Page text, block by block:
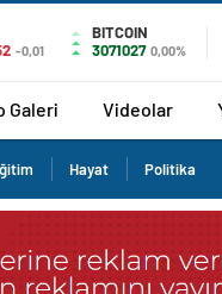
-0,01
BITCOIN
3071027 0,00%
Galeri Videolar
Hayat Politika